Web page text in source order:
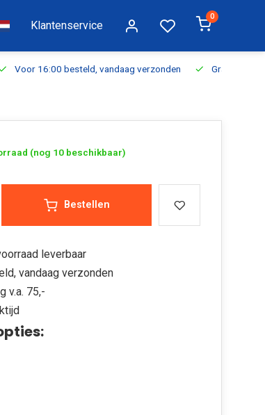
Klantenservice
0
Voor 16:00 besteld, vandaag verzonden Gratis
(nog 10 beschikbaar)
Bestellen
leverbaar
vandaag verzonden
v.a. 75,-